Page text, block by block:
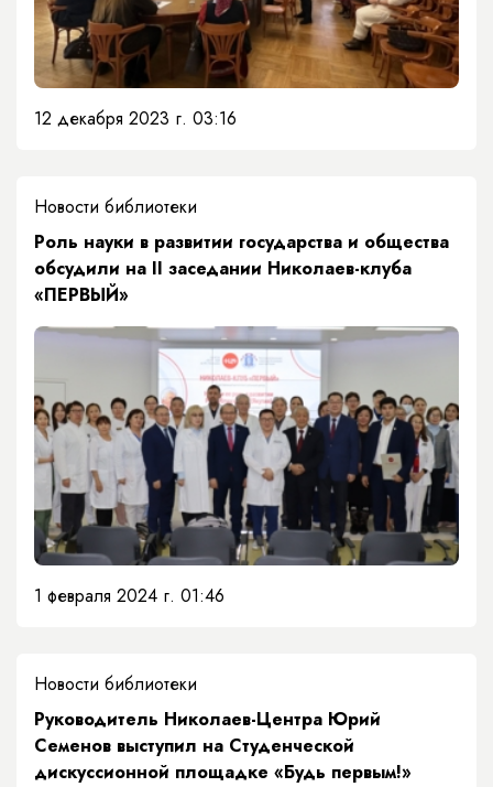
12 декабря 2023 г. 03:16
Новости библиотеки
​Роль науки в развитии государства и общества
обсудили на II заседании Николаев-клуба
«ПЕРВЫЙ»
1 февраля 2024 г. 01:46
Новости библиотеки
​Руководитель Николаев-Центра Юрий
Семенов выступил на Студенческой
дискуссионной площадке «Будь первым!»